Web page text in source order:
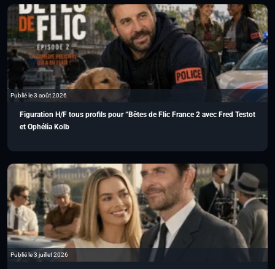
Publié le 3 août 2026
Figuration H/F tous profils pour “Bêtes de Flic France 2 avec Fred Testot
et Ophélia Kolb
Publié le 3 juillet 2026